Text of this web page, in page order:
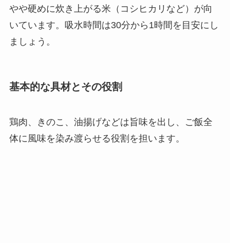
やや硬めに炊き上がる米（コシヒカリなど）が向
いています。吸水時間は30分から1時間を目安にし
ましょう。
基本的な具材とその役割
鶏肉、きのこ、油揚げなどは旨味を出し、ご飯全
体に風味を染み渡らせる役割を担います。